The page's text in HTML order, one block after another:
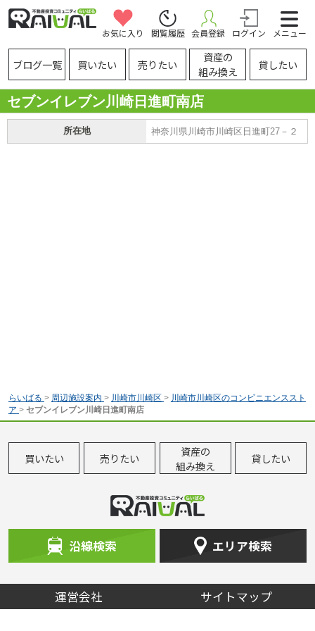
お気に入り 閲覧履歴 会員登録 ログイン メニュー
ブログ一覧 買いたい 売りたい
資産の
組み換え
貸したい
セブンイレブン川崎日進町南店
所在地 神奈川県川崎市川崎区日進町27－２
らいばる > 周辺施設案内 > 川崎市川崎区 > 川崎市川崎区のコンビニエンススト
ア > セブンイレブン川崎日進町南店
買いたい 売りたい
資産の
組み換え
貸したい
沿線検索 エリア検索
運営会社 サイトマップ